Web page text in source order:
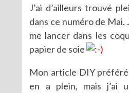
J’ai d’ailleurs trouvé
dans ce numéro de Mai.
me lancer dans les
papier de soie
Mon article DIY
en a plein, mais j’ai